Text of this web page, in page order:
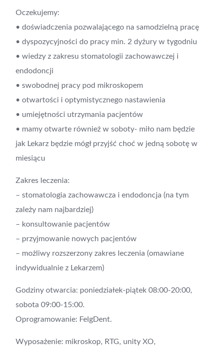
Oczekujemy:
• doświadczenia pozwalającego na samodzielną pracę
• dyspozycyjności do pracy min. 2 dyżury w tygodniu
• wiedzy z zakresu stomatologii zachowawczej i
endodoncji
• swobodnej pracy pod mikroskopem
• otwartości i optymistycznego nastawienia
• umiejętności utrzymania pacjentów
• mamy otwarte również w soboty- miło nam będzie
jak Lekarz będzie mógł przyjść choć w jedną sobotę w
miesiącu
Zakres leczenia:
– stomatologia zachowawcza i endodoncja (na tym
zależy nam najbardziej)
– konsultowanie pacjentów
– przyjmowanie nowych pacjentów
– możliwy rozszerzony zakres leczenia (omawiane
indywidualnie z Lekarzem)
Godziny otwarcia: poniedziałek-piątek 08:00-20:00,
sobota 09:00-15:00.
Oprogramowanie: FelgDent.
Wyposażenie: mikroskop, RTG, unity XO,